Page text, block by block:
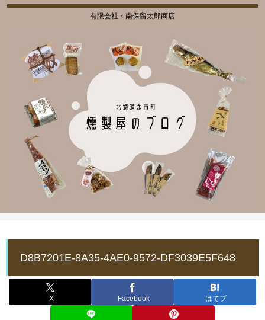
有限会社・南保留太郎商店
D8B7201E-8A35-4AE0-9572-DF3039E5F648
X Facebook はてブ